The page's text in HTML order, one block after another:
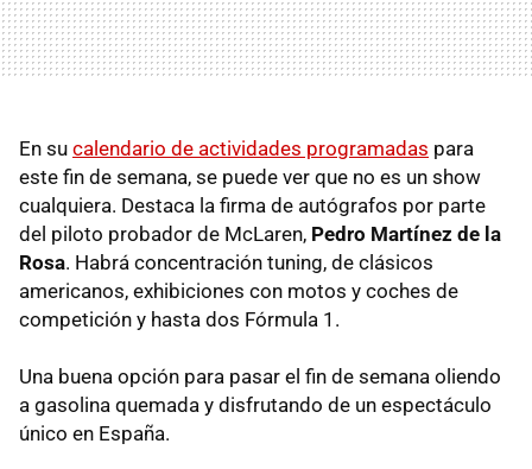
En su calendario de actividades programadas para
este fin de semana, se puede ver que no es un show
cualquiera. Destaca la firma de autógrafos por parte
del piloto probador de McLaren, Pedro Martínez de la
Rosa. Habrá concentración tuning, de clásicos
americanos, exhibiciones con motos y coches de
competición y hasta dos Fórmula 1.
Una buena opción para pasar el fin de semana oliendo
a gasolina quemada y disfrutando de un espectáculo
único en España.